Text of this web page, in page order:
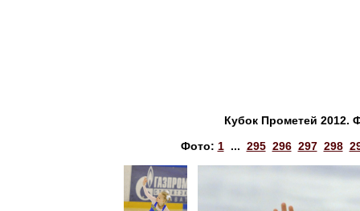
Кубок Прометей 2012.
Фото: 1... 295 296 297 298